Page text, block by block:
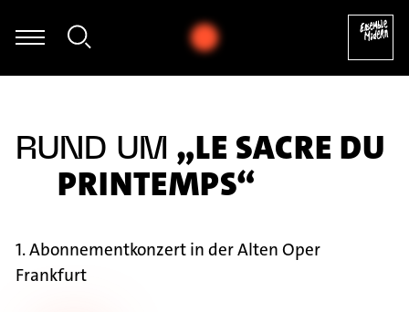
- Frank Zappa: Ruth is Sleeping - aus: The Yellow Shark
RUND UM „LE SACRE DU
PRINTEMPS“
1. Abonnementkonzert in der Alten Oper
Frankfurt